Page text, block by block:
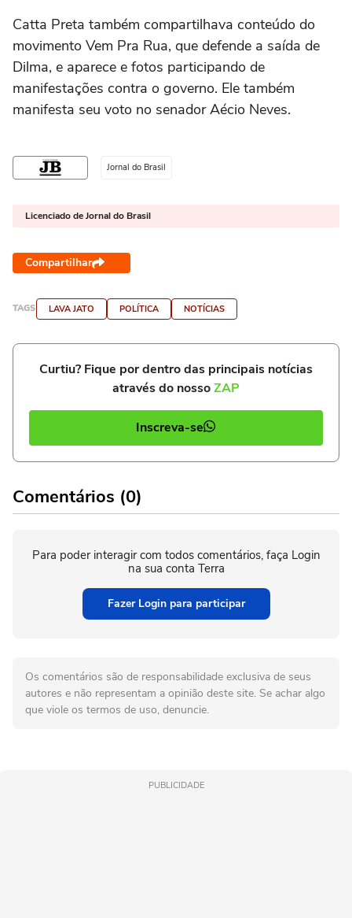
Catta Preta também compartilhava conteúdo do
movimento Vem Pra Rua, que defende a saída de
Dilma, e aparece e fotos participando de
manifestações contra o governo. Ele também
manifesta seu voto no senador Aécio Neves.
Jornal do Brasil
Licenciado de Jornal do Brasil
Compartilhar
TAGS LAVA JATO POLÍTICA NOTÍCIAS
Curtiu? Fique por dentro das principais notícias
através do nossoZAP
Inscreva-se
Comentários (0)
Para poder interagir com todos comentários, faça Login
na sua conta Terra
Fazer Login para participar
Os comentários são de responsabilidade exclusiva de seus
autores e não representam a opinião deste site. Se achar algo
que viole os termos de uso, denuncie.
PUBLICIDADE